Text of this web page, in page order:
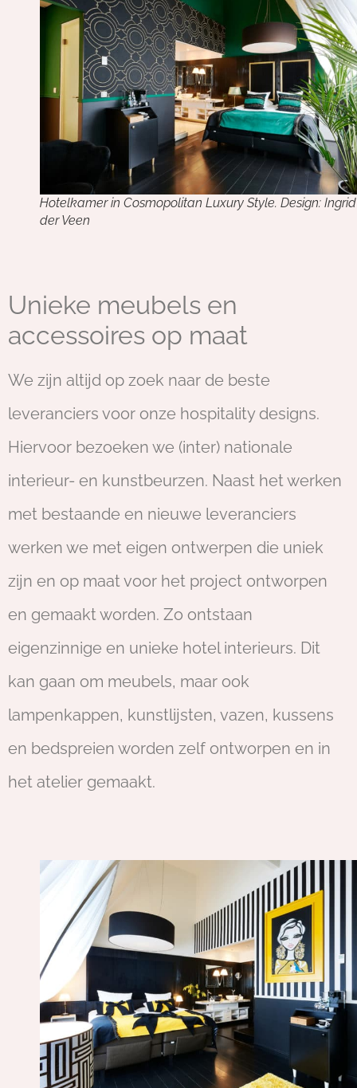
Hotelkamer in Cosmopolitan Luxury Style. Design:
der Veen
Unieke meubels en
accessoires op maat
We zijn altijd op zoek naar de beste
leveranciers voor onze hospitality designs.
Hiervoor bezoeken we (inter) nationale
interieur- en kunstbeurzen. Naast het werken
met bestaande en nieuwe leveranciers
werken we met eigen ontwerpen die uniek
zijn en op maat voor het project ontworpen
en gemaakt worden. Zo ontstaan
eigenzinnige en unieke hotel interieurs. Dit
kan gaan om meubels, maar ook
lampenkappen, kunstlijsten, vazen, kussens
en bedspreien worden zelf ontworpen en in
het atelier gemaakt.